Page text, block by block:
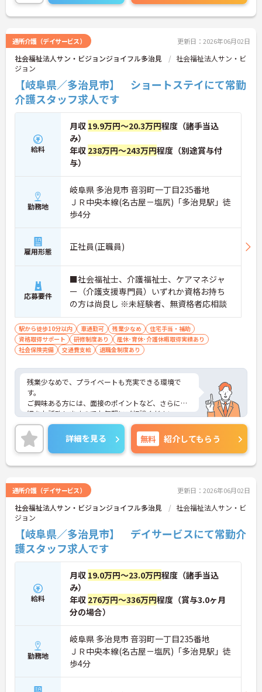
通所介護（デイサービス） 更新日：2026年06月02日
社会福祉法人サン・ビジョンジョイフル多治見
社会福祉法人サン・ビ
ジョン
【岐阜県／多治見市】 ショートステイにて常勤
介護スタッフ求人です
給料
月収 19.9万円～20.3万円程度（諸手当込
み）
年収 238万円～243万円程度（別途賞与付
与）
勤務地
岐阜県 多治見市 音羽町一丁目235番地
ＪＲ中央本線(名古屋－塩尻)「多治見駅」徒
歩4分
雇用形態 正社員(正職員)
応募要件
■社会福祉士、介護福祉士、ケアマネジャ
ー（介護支援専門員）いずれか資格お持ち
の方は尚良し ※未経験者、無資格者応相談
駅から徒歩10分以内 車通勤可 残業少なめ
住宅手当・補助
資格取得サポート
研修制度あり
産休･育休･介護休暇取得実績あり
社会保険完備
交通費支給 退職金制度あり
残業少なめで、プライベートも充実できる環境で
す。
ご興味ある方には、面接のポイントなど、さらに詳
細をお話致しますのでお気軽にご相談ください。
詳細を見る 無料 紹介してもらう
通所介護（デイサービス） 更新日：2026年06月02日
社会福祉法人サン・ビジョンジョイフル多治見
社会福祉法人サン・ビ
ジョン
【岐阜県／多治見市】 デイサービスにて常勤介
護スタッフ求人です
給料
月収 19.0万円～23.0万円程度（諸手当込
み）
年収 276万円～336万円程度（賞与3.0ヶ月
分の場合）
勤務地
岐阜県 多治見市 音羽町一丁目235番地
ＪＲ中央本線(名古屋－塩尻)「多治見駅」徒
歩4分